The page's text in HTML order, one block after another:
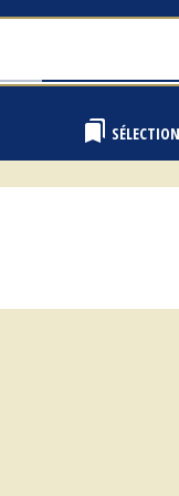
bookmarks